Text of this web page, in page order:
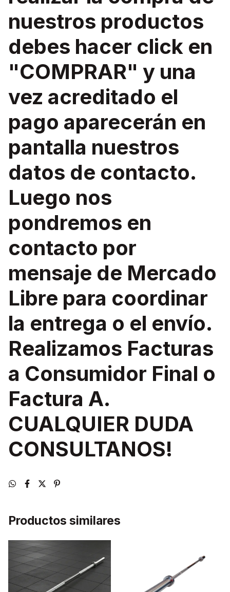
nuestros productos
debes hacer click en
"COMPRAR" y una
vez acreditado el
pago aparecerán en
pantalla nuestros
datos de contacto.
Luego nos
pondremos en
contacto por
mensaje de Mercado
Libre para coordinar
la entrega o el envío.
Realizamos Facturas
a Consumidor Final o
Factura A.
CUALQUIER DUDA
CONSULTANOS!
Productos similares